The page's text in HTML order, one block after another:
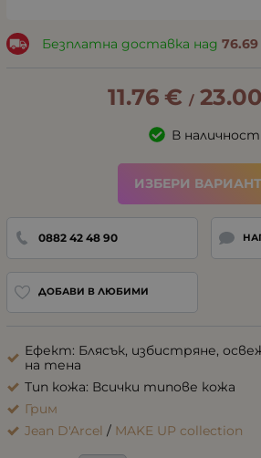
Безплатна доставка над 76.69
11.76 € / 23.00
В наличност
ИЗБЕРИ ВАРИАНТ
0882 42 48 90
ДОБАВИ В ЛЮБИМИ
Ефект: Блясък, избистряне,
на тена
Тип кожа: Всички типове кожа
Грим
Jean D'Arcel / MAKE UP collection